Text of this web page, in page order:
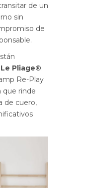
de un
sin
de
Le Pliage®.
Re-Play
que rinde
de cuero,